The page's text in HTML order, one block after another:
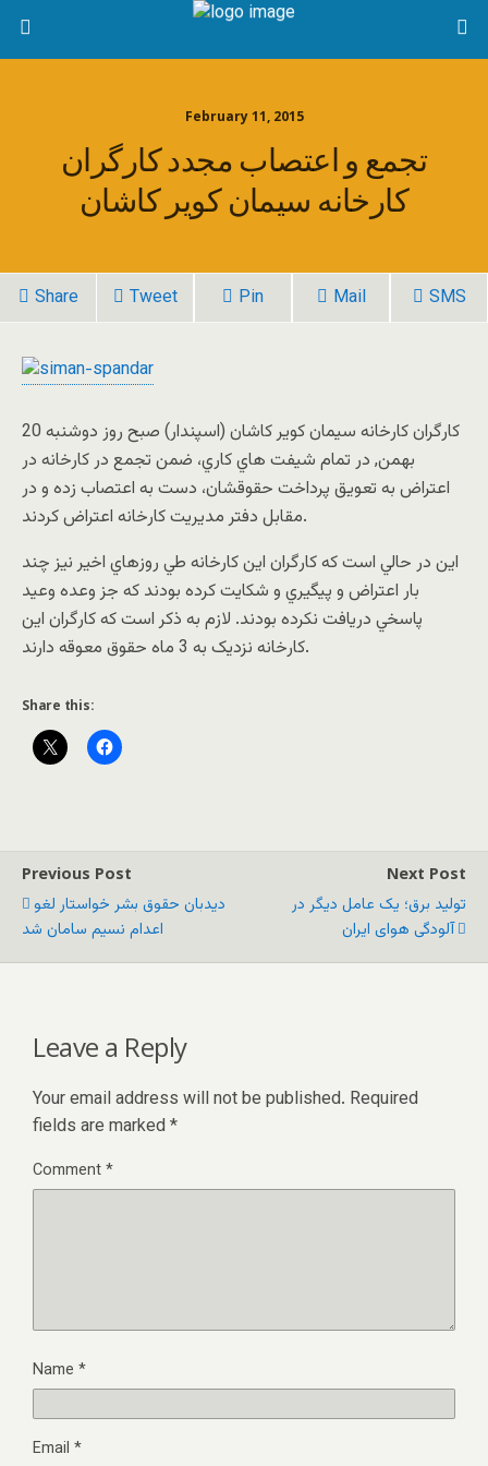
February 11, 2015
تجمع و اعتصاب مجدد كارگران
كارخانه سيمان کوير کاشان
Share Tweet Pin Mail SMS
کارگران کارخانه سيمان کوير کاشان (اسپندار) صبح روز دوشنبه 20
بهمن, در تمام شيفت هاي كاري، ضمن تجمع در كارخانه در
اعتراض به تعويق پرداخت حقوقشان، دست به اعتصاب زده و در
مقابل دفتر مديريت کارخانه اعتراض كردند.
اين در حالي است که کارگران اين کارخانه طي روزهاي اخير نيز چند
بار اعتراض و پيگيري و شكايت كرده بودند كه جز وعده وعيد
پاسخي دريافت نكرده بودند. لازم به ذكر است كه کارگران اين
کارخانه نزديک به 3 ماه حقوق معوقه دارند.
Share this:
Previous Post
دیدبان حقوق بشر خواستار لغو
اعدام نسیم سامان شد
Next Post
تولید برق؛ یک عامل دیگر در
آلودگی هوای ایران
Leave a Reply
Your email address will not be published. Required
fields are marked *
Comment*
Name *
Email *